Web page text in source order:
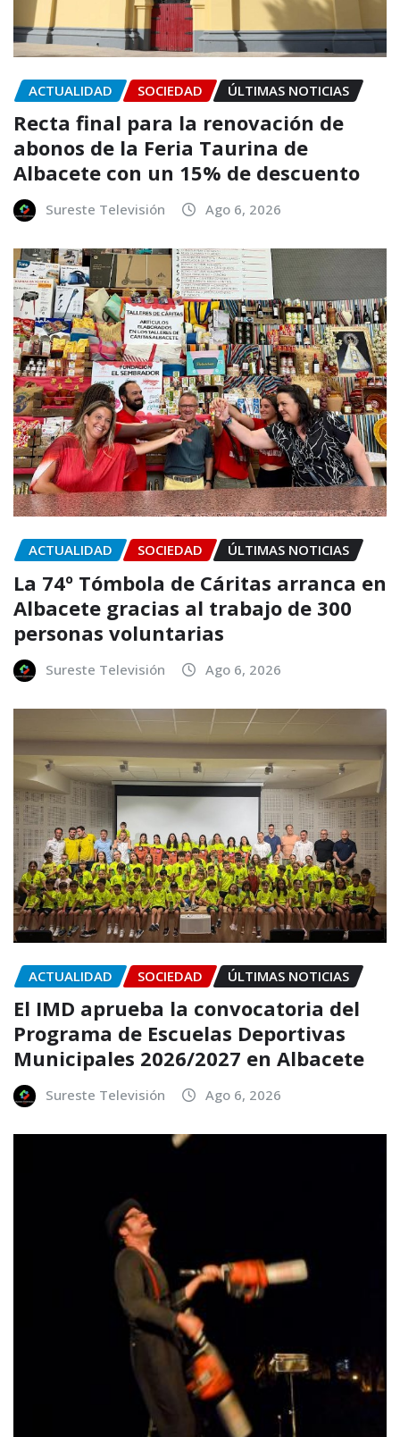
ACTUALIDAD SOCIEDAD ÚLTIMAS NOTICIAS
Recta final para la renovación de
abonos de la Feria Taurina de
Albacete con un 15% de descuento
Sureste Televisión Ago 6, 2026
ACTUALIDAD SOCIEDAD ÚLTIMAS NOTICIAS
La 74º Tómbola de Cáritas arranca en
Albacete gracias al trabajo de 300
personas voluntarias
Sureste Televisión Ago 6, 2026
ACTUALIDAD SOCIEDAD ÚLTIMAS NOTICIAS
El IMD aprueba la convocatoria del
Programa de Escuelas Deportivas
Municipales 2026/2027 en Albacete
Sureste Televisión Ago 6, 2026